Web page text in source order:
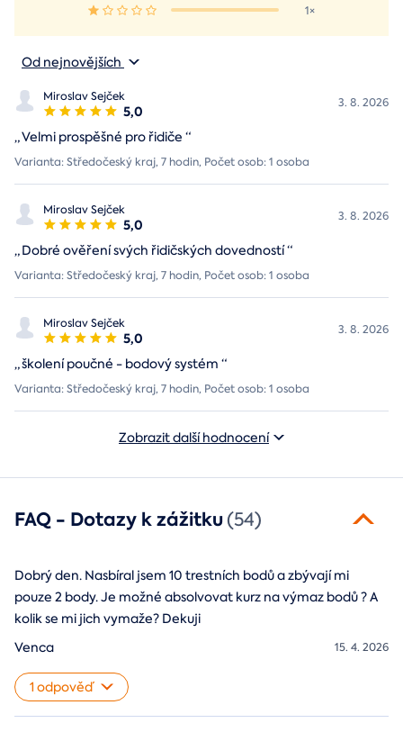
1×
Od nejnovějších
Miroslav Sejček
5,0 3. 8. 2026
„Velmi prospěšné pro řidiče “
Varianta: Středočeský kraj, 7 hodin, Počet osob: 1 osoba
Miroslav Sejček
5,0 3. 8. 2026
„Dobré ověření svých řidičských dovedností“
Varianta: Středočeský kraj, 7 hodin, Počet osob: 1 osoba
Miroslav Sejček
5,0 3. 8. 2026
„školení poučné - bodový systém “
Varianta: Středočeský kraj, 7 hodin, Počet osob: 1 osoba
Zobrazit další hodnocení
FAQ - Dotazy k zážitku(54)
Dobrý den. Nasbíral jsem 10 trestních bodů a zbývají mi
pouze 2 body. Je možné absolvovat kurz na výmaz bodů ? A
kolik se mi jich vymaže? Dekuji
15. 4. 2026
Venca
1 odpověď